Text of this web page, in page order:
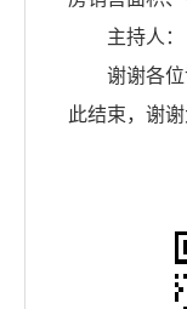
主持人：
谢谢各
此结束，谢谢